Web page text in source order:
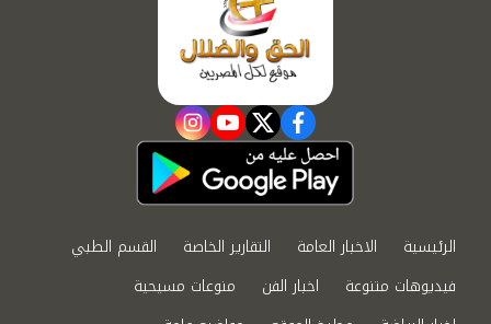
facebook
twitter
youtube
instagram
الرئيسية الاخبار العامة التقارير الخاصة
القسم الطبي
فيديوهات متنوعة
اخبار الفن
منوعات مسيحية